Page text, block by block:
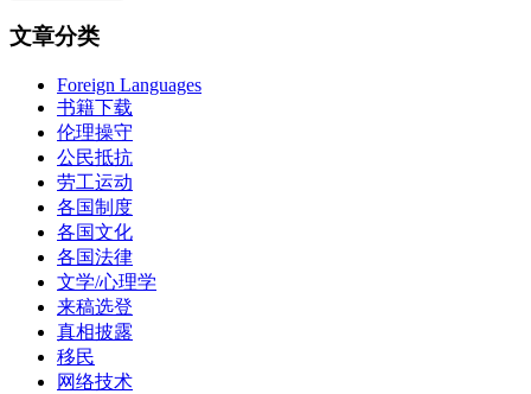
文章分类
Foreign Languages
书籍下载
伦理操守
公民抵抗
劳工运动
各国制度
各国文化
各国法律
文学/心理学
来稿选登
真相披露
移民
网络技术